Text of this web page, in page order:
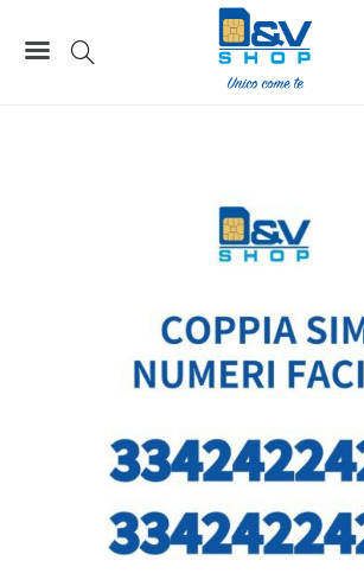
Coppie / Tris / Cinquina SIM
Coppia SIM Tim Numeri Facili